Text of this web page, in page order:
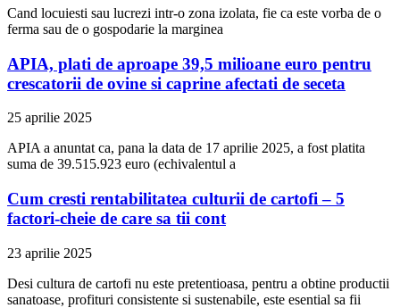
Cand locuiesti sau lucrezi intr-o zona izolata, fie ca este vorba de o
ferma sau de o gospodarie la marginea
APIA, plati de aproape 39,5 milioane euro pentru
crescatorii de ovine si caprine afectati de seceta
25 aprilie 2025
APIA a anuntat ca, pana la data de 17 aprilie 2025, a fost platita
suma de 39.515.923 euro (echivalentul a
Cum cresti rentabilitatea culturii de cartofi – 5
factori-cheie de care sa tii cont
23 aprilie 2025
Desi cultura de cartofi nu este pretentioasa, pentru a obtine productii
sanatoase, profituri consistente si sustenabile, este esential sa fii